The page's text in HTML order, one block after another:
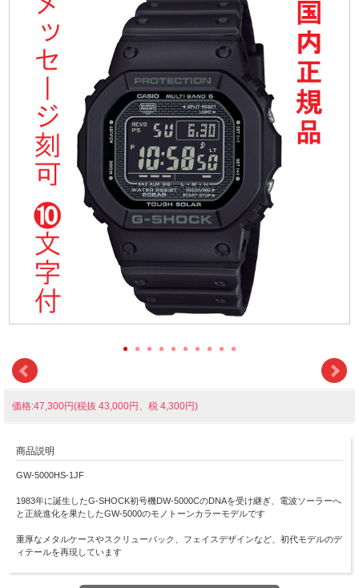
価格:47,300円(税抜 43,000円、税 4,300円)
商品説明
GW-5000HS-1JF
1983年に誕生したG-SHOCK初号機DW-5000CのDNAを受け継ぎ、電波ソーラーへ
と正統進化を果たしたGW-5000のモノトーンカラーモデルです
重厚なメタルケースやスクリューバック、フェイスデザインなど、初代モデルのデ
ィテールを再現しています